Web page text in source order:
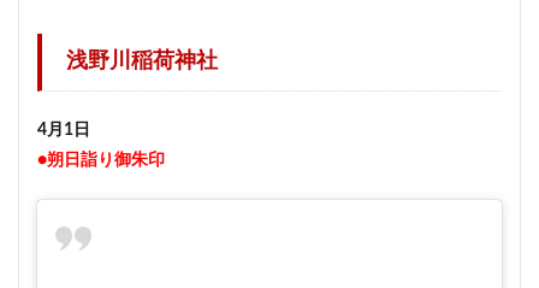
浅野川稲荷神社
4月1日
●朔日詣り御朱印